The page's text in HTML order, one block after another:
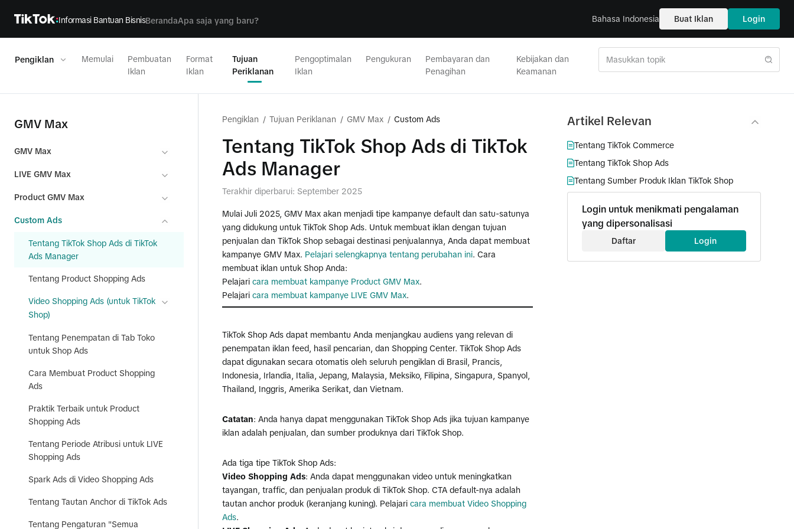
Informasi Bantuan BisnisBerandaApa saja yang baru? Bahasa Indonesia Buat Iklan Login
Pengiklan Memulai
Pembuatan
Iklan
Format
Iklan
Tujuan
Periklanan
Pengoptimalan
Iklan
Pengukuran
Pembayaran dan
Penagihan
Kebijakan dan
Keamanan
GMV Max
GMV Max
LIVE GMV Max
Product GMV Max
Custom Ads
Tentang TikTok Shop Ads di TikTok
Ads Manager
Tentang Product Shopping Ads
Video Shopping Ads (untuk TikTok
Shop)
Tentang Penempatan di Tab Toko
untuk Shop Ads
Cara Membuat Product Shopping
Ads
Praktik Terbaik untuk Product
Shopping Ads
Tentang Periode Atribusi untuk LIVE
Shopping Ads
Spark Ads di Video Shopping Ads
Tentang Tautan Anchor di TikTok Ads
Tentang Pengaturan "Semua
Pengiklan / Tujuan Periklanan / GMV Max / Custom Ads
Tentang TikTok Shop Ads di TikTok
Ads Manager
Terakhir diperbarui: September 2025
Mulai Juli 2025, GMV Max akan menjadi tipe kampanye default dan satu-satunya
yang didukung untuk TikTok Shop Ads. Untuk membuat iklan dengan tujuan
penjualan dan TikTok Shop sebagai destinasi penjualannya, Anda dapat membuat
kampanye GMV Max. Pelajari selengkapnya tentang perubahan ini. Cara
membuat iklan untuk Shop Anda:
Pelajari cara membuat kampanye Product GMV Max.
Pelajari cara membuat kampanye LIVE GMV Max.
TikTok Shop Ads dapat membantu Anda menjangkau audiens yang relevan di
penempatan iklan feed, hasil pencarian, dan Shopping Center. TikTok Shop Ads
dapat digunakan secara otomatis oleh seluruh pengiklan di Brasil, Prancis,
Indonesia, Irlandia, Italia, Jepang, Malaysia, Meksiko, Filipina, Singapura, Spanyol,
Thailand, Inggris, Amerika Serikat, dan Vietnam.
Catatan: Anda hanya dapat menggunakan TikTok Shop Ads jika tujuan kampanye
iklan adalah penjualan, dan sumber produknya dari TikTok Shop.
Ada tiga tipe TikTok Shop Ads:
Video Shopping Ads: Anda dapat menggunakan video untuk meningkatkan
tayangan, traffic, dan penjualan produk di TikTok Shop. CTA default-nya adalah
tautan anchor produk (keranjang kuning). Pelajari cara membuat Video Shopping
Ads.
Artikel Relevan
Tentang TikTok Commerce
Tentang TikTok Shop Ads
Tentang Sumber Produk Iklan TikTok Shop
Login untuk menikmati pengalaman
yang dipersonalisasi
Daftar Login